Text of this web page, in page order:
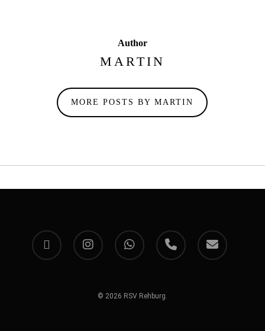
Author
MARTIN
MORE POSTS BY MARTIN
facebook instagram whatsapp phone email
© 2026 RSV Rehburg.